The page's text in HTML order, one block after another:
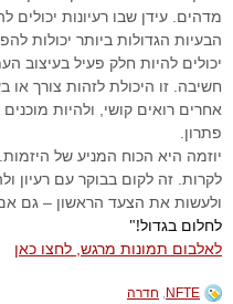
מדהים. עידן שבו רעיונות
הבעיות הגדולות ביותר יכולות
יכולים להיות חלק פעיל בעיצוב
חשיבה. זו היכולת לזהות צורך או
אחרים רואים קושי, ולהיות
פתרון.
יוזמה היא הכוח המניע של
לקרות. זה לקום בבוקר עם רעיון
ולעשות את הצעד הראשון – גם
לחלום בגדול!"
לאלבום תמונות מרגש, לחצו כאן
NFTE
, חדרה